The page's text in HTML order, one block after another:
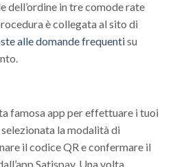
dell’ordine in tre comode rate
è collegata al sito di
alle domande frequentisu
famosa app per effettuare i tuoi
la modalità di
il codice QR e confermare il
Satispay. Una volta